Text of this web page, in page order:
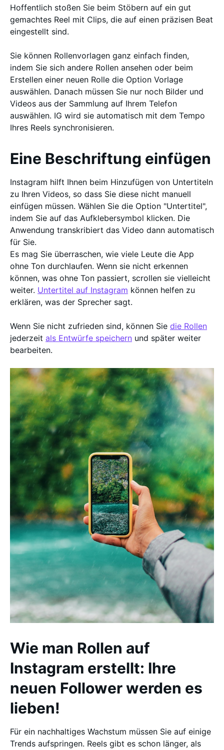
Hoffentlich stoßen Sie beim Stöbern auf ein gut
gemachtes Reel mit Clips, die auf einen präzisen Beat
eingestellt sind.
Sie können Rollenvorlagen ganz einfach finden,
indem Sie sich andere Rollen ansehen oder beim
Erstellen einer neuen Rolle die Option Vorlage
auswählen. Danach müssen Sie nur noch Bilder und
Videos aus der Sammlung auf Ihrem Telefon
auswählen. IG wird sie automatisch mit dem Tempo
Ihres Reels synchronisieren.
Eine Beschriftung einfügen
Instagram hilft Ihnen beim Hinzufügen von Untertiteln
zu Ihren Videos, so dass Sie diese nicht manuell
einfügen müssen. Wählen Sie die Option "Untertitel",
indem Sie auf das Aufklebersymbol klicken. Die
Anwendung transkribiert das Video dann automatisch
für Sie.
Es mag Sie überraschen, wie viele Leute die App
ohne Ton durchlaufen. Wenn sie nicht erkennen
können, was ohne Ton passiert, scrollen sie vielleicht
weiter. Untertitel auf Instagram können helfen zu
erklären, was der Sprecher sagt.
Wenn Sie nicht zufrieden sind, können Sie die Rollen
jederzeit als Entwürfe speichern und später weiter
bearbeiten.
Wie man Rollen auf
Instagram erstellt: Ihre
neuen Follower werden es
lieben!
Für ein nachhaltiges Wachstum müssen Sie auf einige
Trends aufspringen. Reels gibt es schon länger, als